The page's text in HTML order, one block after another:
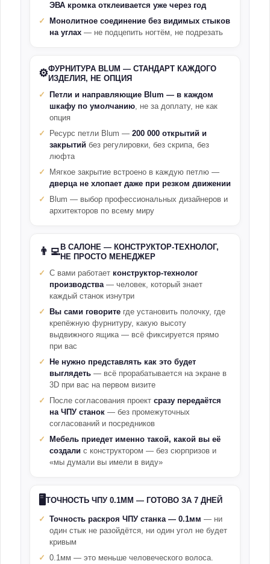
ЭВА кромка отклеивается уже через год
Монолитное соединение без видимых стыков
на углах — не подцепить ногтём, не подрезать
⚙️ФУРНИТУРА BLUM — СТАНДАРТ КАЖДОГО
ИЗДЕЛИЯ, НЕ ОПЦИЯ
Петли и направляющие Blum — в каждом
шкафу по умолчанию , не за доплату, не как
опция
Ресурс петли Blum — 200 000 открытий и
закрытий без регулировки, без скрипа, без
люфта
Мягкое закрытие встроено в каждую петлю —
дверца не хлопает даже при резком движении
Blum — выбор профессиональных дизайнеров и
архитекторов по всему миру
👨‍💻В САЛОНЕ — КОНСТРУКТОР-ТЕХНОЛОГ,
НЕ ПРОСТО МЕНЕДЖЕР
С вами работает конструктор-технолог
производства — человек, который знает
каждый станок изнутри
Вы сами говорите где установить полочку, где
крепёжную фурнитуру, какую высоту
выдвижного ящика — всё фиксируется прямо
при вас
Не нужно представлять как это будет
выглядеть — всё прорабатывается на экране в
3D при вас на первом визите
После согласования проект сразу передаётся
на ЧПУ станок — без промежуточных
согласований и посредников
Мебель приедет именно такой, какой вы её
создали с конструктором — без сюрпризов и
«мы думали вы имели в виду»
🖥️ ТОЧНОСТЬ ЧПУ 0.1ММ — ГОТОВО ЗА 7 ДНЕЙ
Точность раскроя ЧПУ станка — 0.1мм — ни
один стык не разойдётся, ни один угол не будет
кривым
0.1мм — это меньше человеческого волоса.